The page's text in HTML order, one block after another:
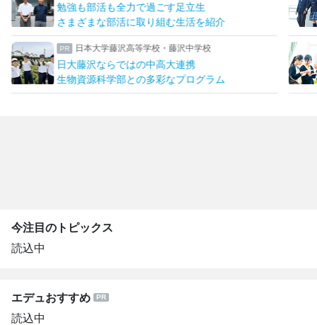
勉強も部活も全力で過ごす足立生
さまざまな部活に取り組む生活を紹介
日本大学藤沢高等学校・藤沢中学校
日大藤沢ならではの中高大連携
生物資源科学部との多彩なプログラム
今注目のトピックス
読込中
エデュおすすめ
読込中